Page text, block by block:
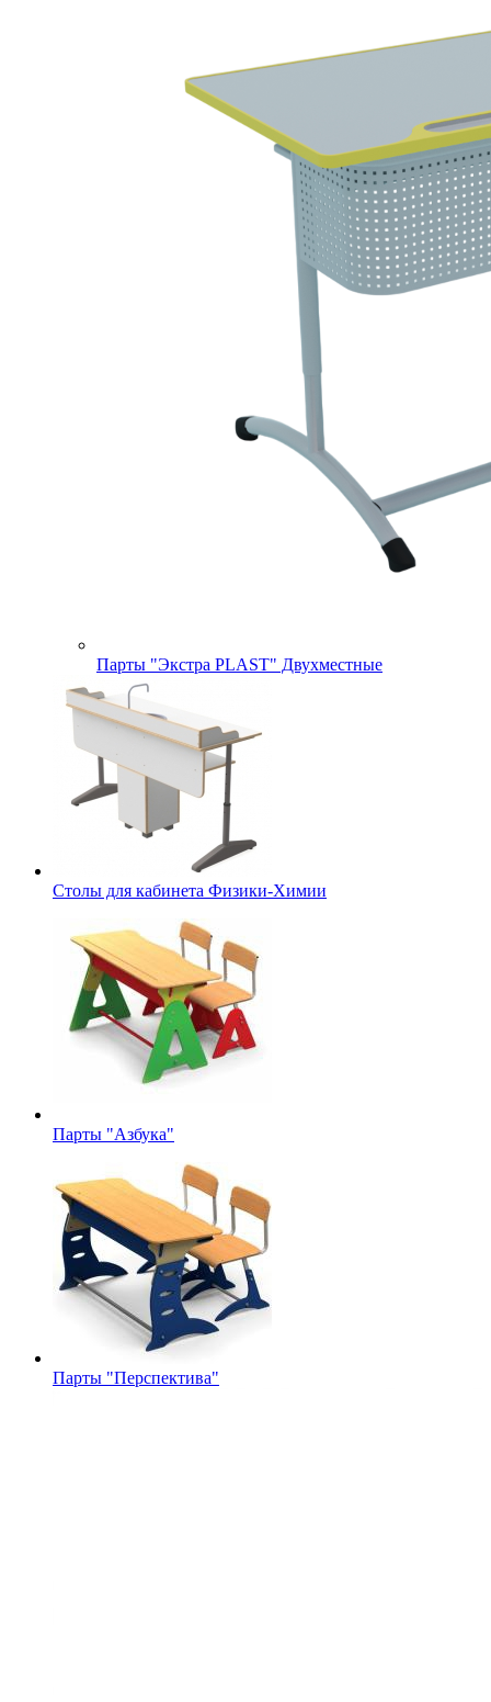
Парты "Экстра PLAST" Двухместные
Столы для кабинета Физики-Химии
Парты "Азбука"
Парты "Перспектива"